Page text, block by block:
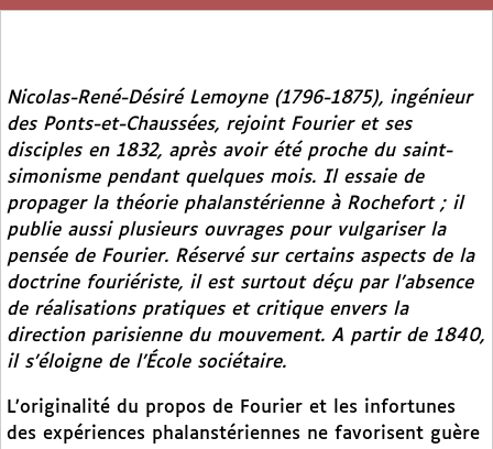
Nicolas-René-Désiré Lemoyne (1796-1875), ingénieur
des Ponts-et-Chaussées, rejoint Fourier et ses
disciples en 1832, après avoir été proche du saint-
simonisme pendant quelques mois. Il essaie de
propager la théorie phalanstérienne à Rochefort ; il
publie aussi plusieurs ouvrages pour vulgariser la
pensée de Fourier. Réservé sur certains aspects de la
doctrine fouriériste, il est surtout déçu par l’absence
de réalisations pratiques et critique envers la
direction parisienne du mouvement. A partir de 1840,
il s’éloigne de l’École sociétaire.
L’originalité du propos de Fourier et les infortunes
des expériences phalanstériennes ne favorisent guère